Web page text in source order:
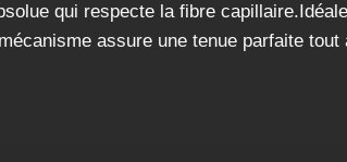
qui respecte la fibre
assure une tenue parfaite tout